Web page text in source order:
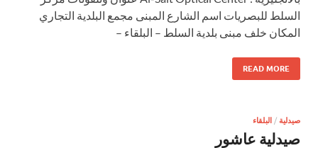
السلط للبصريات اسم الشارع المبنى مجمع البلدية التجاري
المكان خلف مبنى بلدية السلط – البلقاء –
READ MORE
صيدلية / البلقاء
صيدلية عاشور